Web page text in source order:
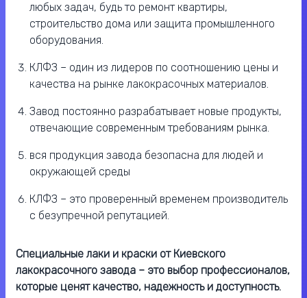
любых задач, будь то ремонт квартиры,
строительство дома или защита промышленного
оборудования.
КЛФЗ – один из лидеров по соотношению цены и
качества на рынке лакокрасочных материалов.
Завод постоянно разрабатывает новые продукты,
отвечающие современным требованиям рынка.
вся продукция завода безопасна для людей и
окружающей среды
КЛФЗ – это проверенный временем производитель
с безупречной репутацией.
Специальные лаки и краски от Киевского
лакокрасочного завода – это выбор профессионалов,
которые ценят качество, надежность и доступность.